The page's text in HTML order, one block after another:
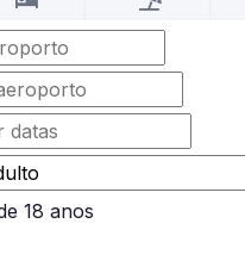
18 anos